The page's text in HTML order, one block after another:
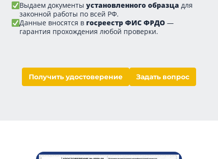
Выдаем документы установленного образца для
законной работы по всей РФ.
Данные вносятся в госреестр ФИС ФРДО —
гарантия прохождения любой проверки.
Получить удостоверение Задать вопрос